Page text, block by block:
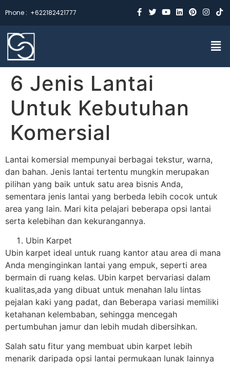
Phone : +622182421777
6 Jenis Lantai
Untuk Kebutuhan
Komersial
Lantai komersial mempunyai berbagai tekstur, warna,
dan bahan. Jenis lantai tertentu mungkin merupakan
pilihan yang baik untuk satu area bisnis Anda,
sementara jenis lantai yang berbeda lebih cocok untuk
area yang lain. Mari kita pelajari beberapa opsi lantai
serta kelebihan dan kekurangannya.
Ubin Karpet
Ubin karpet ideal untuk ruang kantor atau area di mana
Anda menginginkan lantai yang empuk, seperti area
bermain di ruang kelas. Ubin karpet bervariasi dalam
kualitas,ada yang dibuat untuk menahan lalu lintas
pejalan kaki yang padat, dan Beberapa variasi memiliki
ketahanan kelembaban, sehingga mencegah
pertumbuhan jamur dan lebih mudah dibersihkan.
Salah satu fitur yang membuat ubin karpet lebih
menarik daripada opsi lantai permukaan lunak lainnya